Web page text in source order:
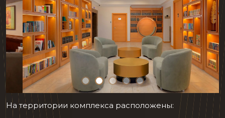
На территории комплекса расположены: